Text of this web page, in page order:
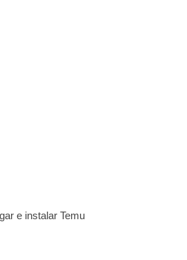
e instalar Temu